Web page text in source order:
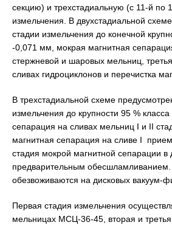
секцию) и трехстадиальную (с 11-й
измельчения. В двухстадиальной
стадии измельчения до конечной
-0,071 мм, мокрая магнитная
стержневой и шаровых мельниц,
сливах гидроциклонов и перечистка
В трехстадиальной схеме
измельчения до крупности 95 %
сепарация на сливах мельниц I и II
магнитная сепарация на сливе I
стадия мокрой магнитной сепарации в
предварительным обесшламливанием.
обезвоживаются на дисковых вакуум-
Первая стадия измельчения
мельницах МСЦ-36-45, вторая и